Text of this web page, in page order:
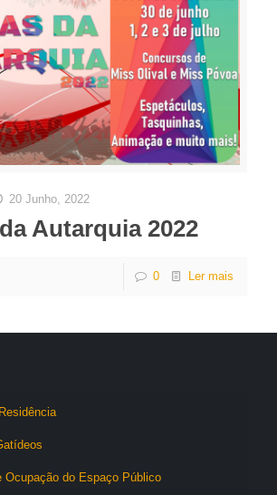
20 Junho, 2022
Autarquia 2022
0 Ler mais
Ocupação do Espaço Público